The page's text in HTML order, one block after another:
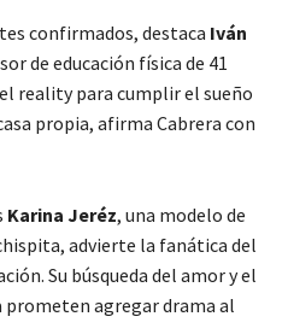
confirmados, destaca Iván
de educación física de 41
reality para cumplir el sueño
propia, afirma Cabrera con
Karina Jeréz, una modelo de
, advierte la fanática del
Su búsqueda del amor y el
agregar drama al